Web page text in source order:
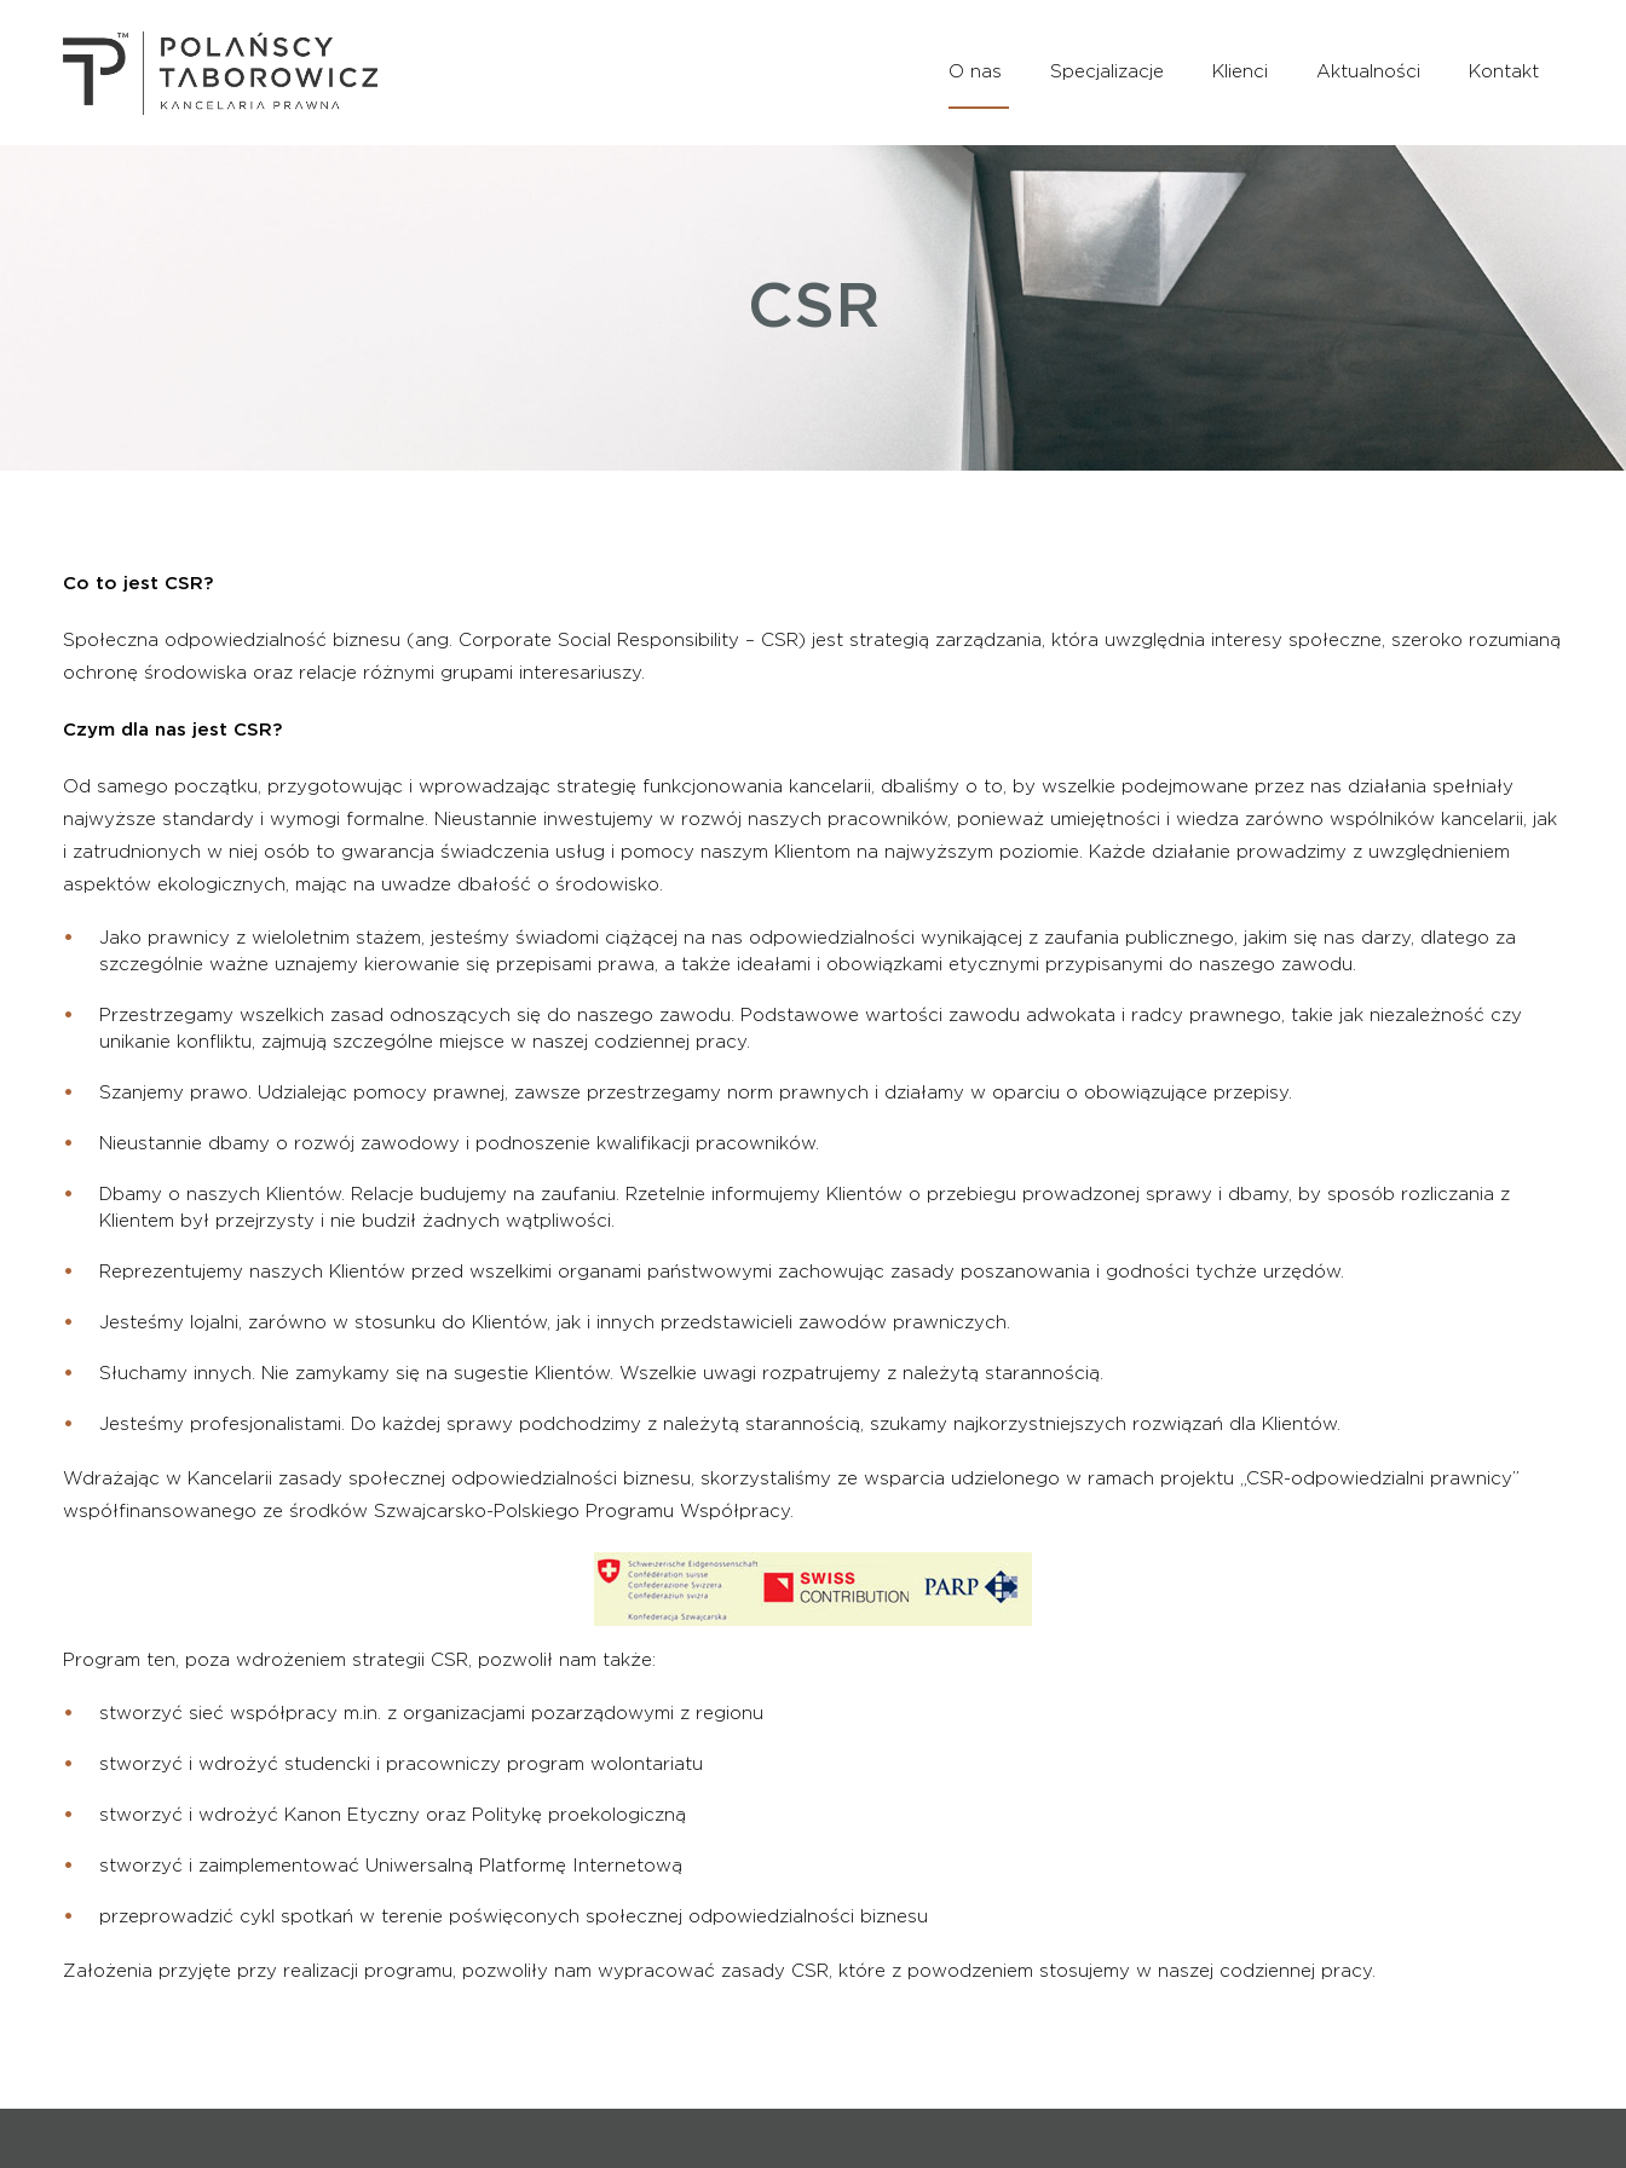
O nas Specjalizacje Klienci Aktualności Kontakt
CSR
Co to jest CSR?
Społeczna odpowiedzialność biznesu (ang. Corporate Social Responsibility – CSR) jest strategią zarządzania, która uwzględnia interesy społeczne, szeroko rozumianą
ochronę środowiska oraz relacje różnymi grupami interesariuszy.
Czym dla nas jest CSR?
Od samego początku, przygotowując i wprowadzając strategię funkcjonowania kancelarii, dbaliśmy o to, by wszelkie podejmowane przez nas działania spełniały
najwyższe standardy i wymogi formalne. Nieustannie inwestujemy w rozwój naszych pracowników, ponieważ umiejętności i wiedza zarówno wspólników kancelarii, jak
i zatrudnionych w niej osób to gwarancja świadczenia usług i pomocy naszym Klientom na najwyższym poziomie. Każde działanie prowadzimy z uwzględnieniem
aspektów ekologicznych, mając na uwadze dbałość o środowisko.
Jako prawnicy z wieloletnim stażem, jesteśmy świadomi ciążącej na nas odpowiedzialności wynikającej z zaufania publicznego, jakim się nas darzy, dlatego za
szczególnie ważne uznajemy kierowanie się przepisami prawa, a także ideałami i obowiązkami etycznymi przypisanymi do naszego zawodu.
Przestrzegamy wszelkich zasad odnoszących się do naszego zawodu. Podstawowe wartości zawodu adwokata i radcy prawnego, takie jak niezależność czy
unikanie konfliktu, zajmują szczególne miejsce w naszej codziennej pracy.
Szanjemy prawo. Udzialejąc pomocy prawnej, zawsze przestrzegamy norm prawnych i działamy w oparciu o obowiązujące przepisy.
Nieustannie dbamy o rozwój zawodowy i podnoszenie kwalifikacji pracowników.
Dbamy o naszych Klientów. Relacje budujemy na zaufaniu. Rzetelnie informujemy Klientów o przebiegu prowadzonej sprawy i dbamy, by sposób rozliczania z
Klientem był przejrzysty i nie budził żadnych wątpliwości.
Reprezentujemy naszych Klientów przed wszelkimi organami państwowymi zachowując zasady poszanowania i godności tychże urzędów.
Jesteśmy lojalni, zarówno w stosunku do Klientów, jak i innych przedstawicieli zawodów prawniczych.
Słuchamy innych. Nie zamykamy się na sugestie Klientów. Wszelkie uwagi rozpatrujemy z należytą starannością.
Jesteśmy profesjonalistami. Do każdej sprawy podchodzimy z należytą starannością, szukamy najkorzystniejszych rozwiązań dla Klientów.
Wdrażając w Kancelarii zasady społecznej odpowiedzialności biznesu, skorzystaliśmy ze wsparcia udzielonego w ramach projektu „CSR-odpowiedzialni prawnicy”
współfinansowanego ze środków Szwajcarsko-Polskiego Programu Współpracy.
Program ten, poza wdrożeniem strategii CSR, pozwolił nam także:
stworzyć sieć współpracy m.in. z organizacjami pozarządowymi z regionu
stworzyć i wdrożyć studencki i pracowniczy program wolontariatu
stworzyć i wdrożyć Kanon Etyczny oraz Politykę proekologiczną
stworzyć i zaimplementować Uniwersalną Platformę Internetową
przeprowadzić cykl spotkań w terenie poświęconych społecznej odpowiedzialności biznesu
Założenia przyjęte przy realizacji programu, pozwoliły nam wypracować zasady CSR, które z powodzeniem stosujemy w naszej codziennej pracy.